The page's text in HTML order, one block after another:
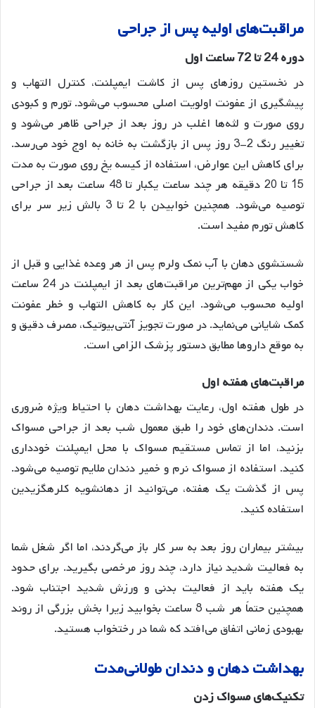
مراقبتهای اولیهپس ازجراحی
دوره24 تا ساعتاول
در نخستین روزهای پس از کاشت ایمپلنت، کنترل التهاب و
پیشگیری از عفونت اولویت اصلی محسوب می‌شود. تورم و کبودی
روی صورت و لثه‌ها اغلب در روز بعد از جراحی ظاهر می‌شود و
تغییر رنگ 2-3 روز پس از بازگشت به خانه به اوج خود می‌رسد
.
برای کاهش این عوارض، استفاده از کیسه یخ روی صورت به مدت
15 تا 20 دقیقه هر چند ساعت یکبار تا 48 ساعت بعد از جراحی
توصیه می‌شود
. همچنین خوابیدن با 2 تا 3 بالش زیر سر برای
کاهش تورم مفید است.
شستشوی دهان با آب نمک ولرم پس از هر وعده غذایی و قبل از
خواب یکی از مهم‌ترین مراقبت‌های بعد از ایمپلنت در 24 ساعت
اولیه محسوب می‌شود. این کار به کاهش التهاب و خطر عفونت
کمک شایانی می‌نماید. در صورت تجویز آنتی‌بیوتیک، مصرف دقیق و
به موقع داروها مطابق دستور پزشک الزامی است.
مراقبتهایهفتهاول
در طول هفته اول، رعایت بهداشت دهان با احتیاط ویژه ضروری
است. دندان‌های خود را طبق معمول شب بعد از جراحی مسواک
بزنید، اما از تماس مستقیم مسواک با محل ایمپلنت خودداری
کنید. استفاده از مسواک نرم و خمیر دندان ملایم توصیه می‌شود.
پس از گذشت یک هفته، می‌توانید از دهانشویه کلرهگزیدین
استفاده کنید.
بیشتر بیماران روز بعد به سر کار باز می‌گردند، اما اگر شغل شما
به فعالیت شدید نیاز دارد، چند روز مرخصی بگیرید. برای حدود
یک هفته باید از فعالیت بدنی و ورزش شدید اجتناب شود.
همچنین حتماً هر شب 8 ساعت بخوابید زیرا بخش بزرگی از روند
بهبودی زمانی اتفاق می‌افتد که شما در رختخواب هستید.
بهداشتدهانودندانطولانیمدت
تکنیکهایمسواکزدن